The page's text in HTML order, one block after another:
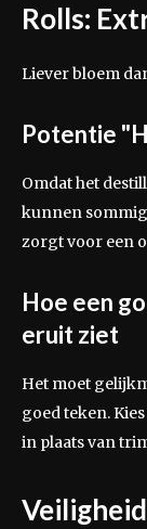
Rolls:
Liever bloem
Potentie
Omdat het
kunnen
zorgt voor een
Hoe een
eruit ziet
Het moet
goed teken.
in plaats van